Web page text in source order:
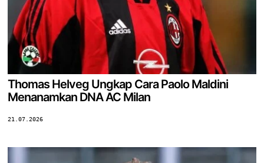
Thomas Helveg Ungkap Cara Paolo Maldini
Menanamkan DNA AC Milan
21.07.2026